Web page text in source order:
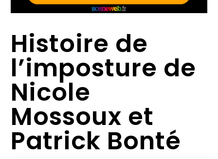
Histoire de
l’imposture de
Nicole
Mossoux et
Patrick Bonté